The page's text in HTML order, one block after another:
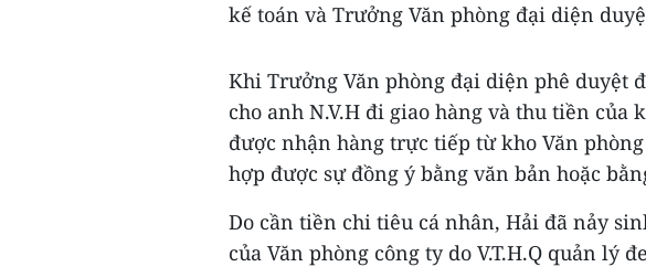
kế toán và Trưởng Văn phòng đại diện
Khi Trưởng Văn phòng đại diện phê duyệt
cho anh N.V.H đi giao hàng và thu tiền của
được nhận hàng trực tiếp từ kho Văn
hợp được sự đồng ý bằng văn bản hoặc
Do cần tiền chi tiêu cá nhân, Hải đã nảy
của Văn phòng công ty do V.T.H.Q quản lý